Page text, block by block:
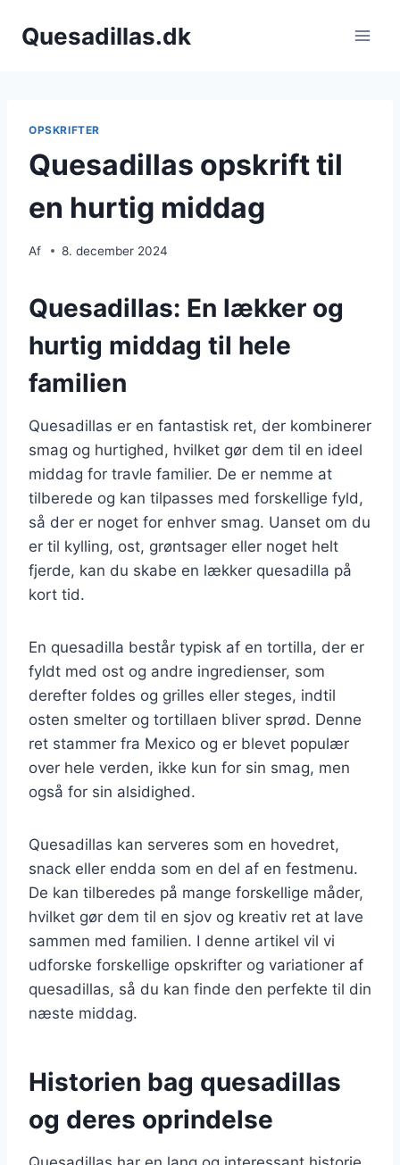
Quesadillas.dk
OPSKRIFTER
Quesadillas opskrift til
en hurtig middag
Af 8. december 2024
Quesadillas: En lækker og
hurtig middag til hele
familien
Quesadillas er en fantastisk ret, der kombinerer
smag og hurtighed, hvilket gør dem til en ideel
middag for travle familier. De er nemme at
tilberede og kan tilpasses med forskellige fyld,
så der er noget for enhver smag. Uanset om du
er til kylling, ost, grøntsager eller noget helt
fjerde, kan du skabe en lækker quesadilla på
kort tid.
En quesadilla består typisk af en tortilla, der er
fyldt med ost og andre ingredienser, som
derefter foldes og grilles eller steges, indtil
osten smelter og tortillaen bliver sprød. Denne
ret stammer fra Mexico og er blevet populær
over hele verden, ikke kun for sin smag, men
også for sin alsidighed.
Quesadillas kan serveres som en hovedret,
snack eller endda som en del af en festmenu.
De kan tilberedes på mange forskellige måder,
hvilket gør dem til en sjov og kreativ ret at lave
sammen med familien. I denne artikel vil vi
udforske forskellige opskrifter og variationer af
quesadillas, så du kan finde den perfekte til din
næste middag.
Historien bag quesadillas
og deres oprindelse